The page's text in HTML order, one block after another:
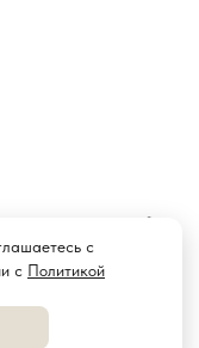
с
с Политикой